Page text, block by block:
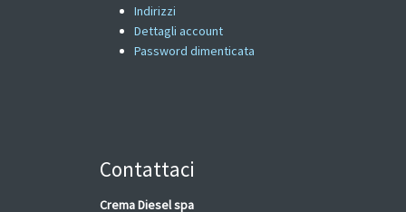
Indirizzi
Dettagli account
Password dimenticata
Contattaci
Crema Diesel spa